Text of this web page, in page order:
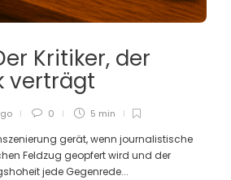
Kritiker, der
verträgt
0 5 min
gerät, wenn journalistische
Feldzug geopfert wird und der
jede Gegenrede...